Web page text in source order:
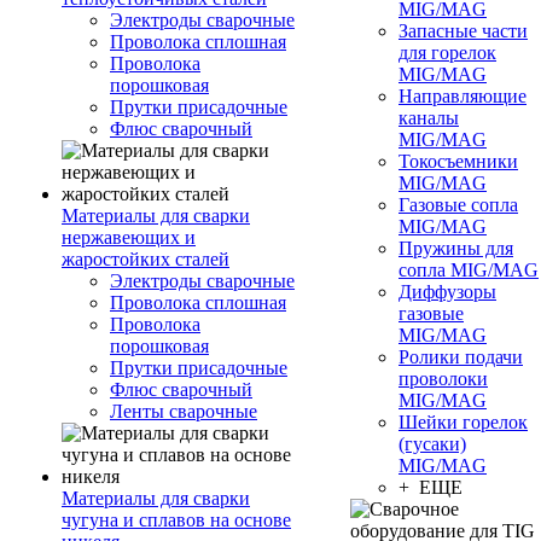
Электроды сварочные
Проволока сплошная
Проволока
порошковая
Прутки присадочные
Флюс сварочный
Материалы для сварки
нержавеющих и
жаростойких сталей
Электроды сварочные
Проволока сплошная
Проволока
порошковая
Прутки присадочные
Флюс сварочный
Ленты сварочные
Материалы для сварки
чугуна и сплавов на основе
MIG/MAG
Запасные части
для горелок
MIG/MAG
Направляющие
каналы
MIG/MAG
Токосъемники
MIG/MAG
Газовые сопла
MIG/MAG
Пружины для
сопла MIG/MAG
Диффузоры
газовые
MIG/MAG
Ролики подачи
проволоки
MIG/MAG
Шейки горелок
(гусаки)
MIG/MAG
+ ЕЩЕ